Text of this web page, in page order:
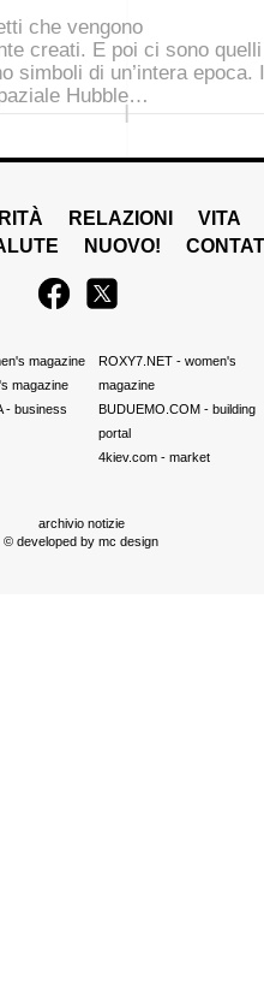
che vengono
creati. E poi ci sono quelli
simboli di un’intera epoca.
Hubble…
RELAZIONI
VITA
NUOVO!
magazine
magazine
- business
ROXY7.NET- women's
magazine
BUDUEMO.COM- building
portal
4kiev.com- market
archivio notizie
© developed by mc design